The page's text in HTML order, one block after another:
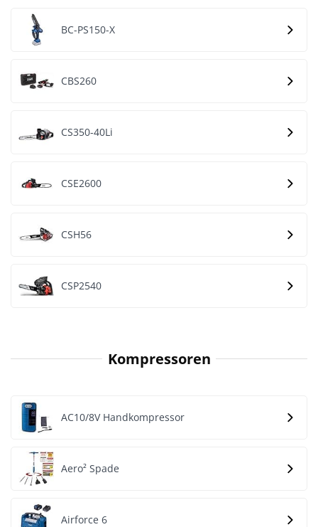
BC-PS150-X
CBS260
CS350-40Li
CSE2600
CSH56
CSP2540
Kompressoren
AC10/8V Handkompressor
Aero² Spade
Airforce 6